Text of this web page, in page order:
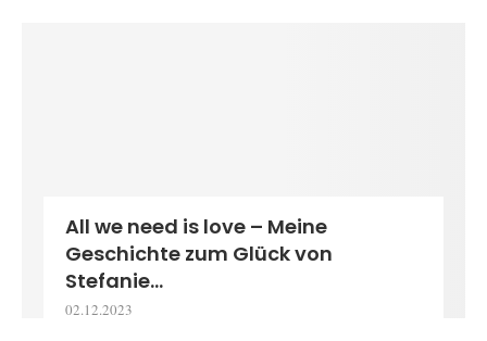
All we need is love – Meine
Geschichte zum Glück von
Stefanie...
02.12.2023